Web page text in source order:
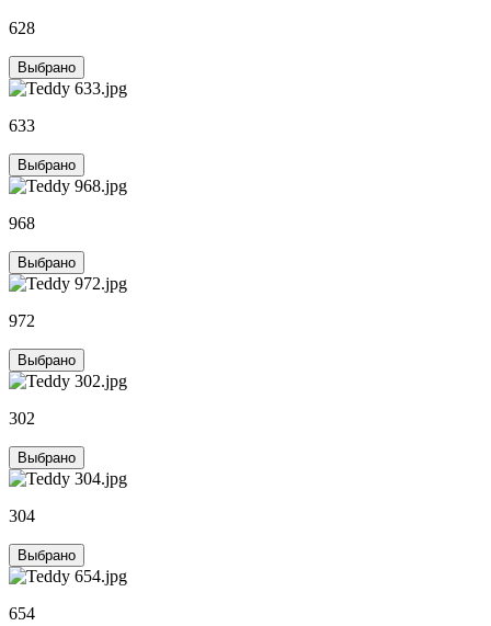
628
Выбрано
633
Выбрано
968
Выбрано
972
Выбрано
302
Выбрано
304
Выбрано
654